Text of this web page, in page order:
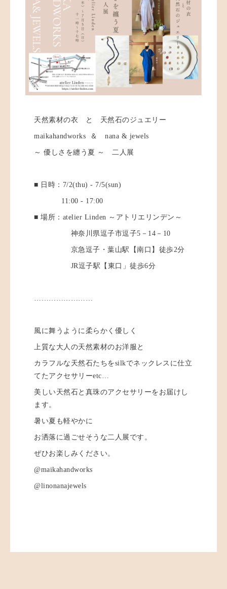
天然素材の衣 と 天然石のジュエリー
maikahandworks ＆ nana & jewels
～ 優しさを纏う夏 ～ 二人展
■ 日時：7/2(thu) - 7/5(sun)
11:00 - 17:00
■ 場所：atelier Linden ～アトリエリンデン～
神奈川県逗子市逗子5－14－10
京急逗子・葉山駅【南口】徒歩2分
JR逗子駅【東口」徒歩6分
風に舞うように柔らかく優しく
上質な大人の天然素材のお洋服と
カラフルな天然石たちをsilkでネックレスに仕立
てたアクセサリーetc…
美しい天然石と真珠のアクセサリーをお届けし
ます。
暑い夏も軽やかに
お洒落に過ごせそうな二人展です。
ぜひお楽しみください。
@maikahandworks
@linonanajewels